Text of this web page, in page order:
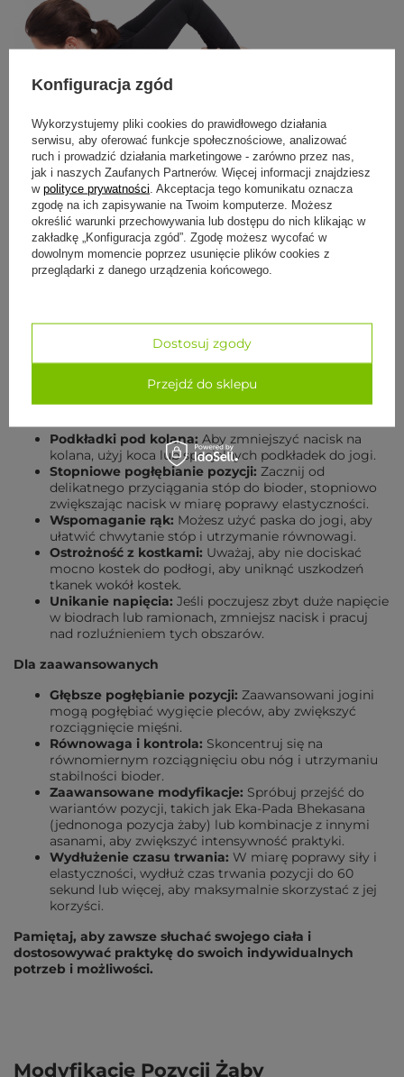
Pozycja Żaby może być wymagająca, zwłaszcza dla osób
początkujących.Oto kilka wskazówek, które pomogą w
praktykowaniu tej asany:
Dla początkujących
Podkładki pod kolana: Aby zmniejszyć nacisk na
kolana, użyj koca lub specjalnych podkładek do jogi.
Stopniowe pogłębianie pozycji: Zacznij od
delikatnego przyciągania stóp do bioder, stopniowo
zwiększając nacisk w miarę poprawy elastyczności.
Wspomaganie rąk: Możesz użyć paska do jogi, aby
ułatwić chwytanie stóp i utrzymanie równowagi.
Ostrożność z kostkami: Uważaj, aby nie dociskać
mocno kostek do podłogi, aby uniknąć uszkodzeń
tkanek wokół kostek.
Unikanie napięcia: Jeśli poczujesz zbyt duże napięcie
w biodrach lub ramionach, zmniejsz nacisk i pracuj
nad rozluźnieniem tych obszarów.
Dla zaawansowanych
Głębsze pogłębianie pozycji: Zaawansowani jogini
mogą pogłębiać wygięcie pleców, aby zwiększyć
rozciągnięcie mięśni.
Równowaga i kontrola: Skoncentruj się na
równomiernym rozciągnięciu obu nóg i utrzymaniu
stabilności bioder.
Zaawansowane modyfikacje: Spróbuj przejść do
wariantów pozycji, takich jak Eka-Pada Bhekasana
(jednonoga pozycja żaby) lub kombinacje z innymi
asanami, aby zwiększyć intensywność praktyki.
Wydłużenie czasu trwania: W miarę poprawy siły i
elastyczności, wydłuż czas trwania pozycji do 60
sekund lub więcej, aby maksymalnie skorzystać z jej
korzyści.
Pamiętaj, aby zawsze słuchać swojego ciała i
dostosowywać praktykę do swoich indywidualnych
potrzeb i możliwości.
Modyfikacje Pozycji Żaby
Konfiguracja zgód
Wykorzystujemy pliki cookies do prawidłowego działania
serwisu, aby oferować funkcje społecznościowe, analizować
ruch i prowadzić działania marketingowe - zarówno przez nas,
jak i naszych Zaufanych Partnerów. Więcej informacji znajdziesz
w polityce prywatności . Akceptacja tego komunikatu oznacza
zgodę na ich zapisywanie na Twoim komputerze. Możesz
określić warunki przechowywania lub dostępu do nich klikając w
zakładkę „Konfiguracja zgód”. Zgodę możesz wycofać w
dowolnym momencie poprzez usunięcie plików cookies z
przeglądarki z danego urządzenia końcowego.
Dostosuj zgody
Przejdź do sklepu